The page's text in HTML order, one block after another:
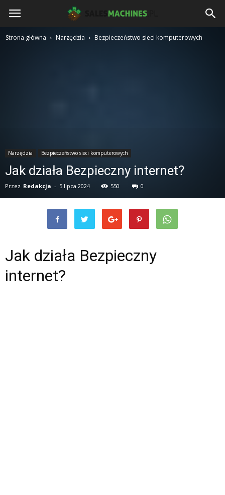
salesmachines.pl
Strona główna Narzędzia Bezpieczeństwo sieci komputerowych
Narzędzia Bezpieczeństwo sieci komputerowych
Jak działa Bezpieczny internet?
Przez Redakcja - 5 lipca 2024 550 0
Jak działa Bezpieczny
internet?